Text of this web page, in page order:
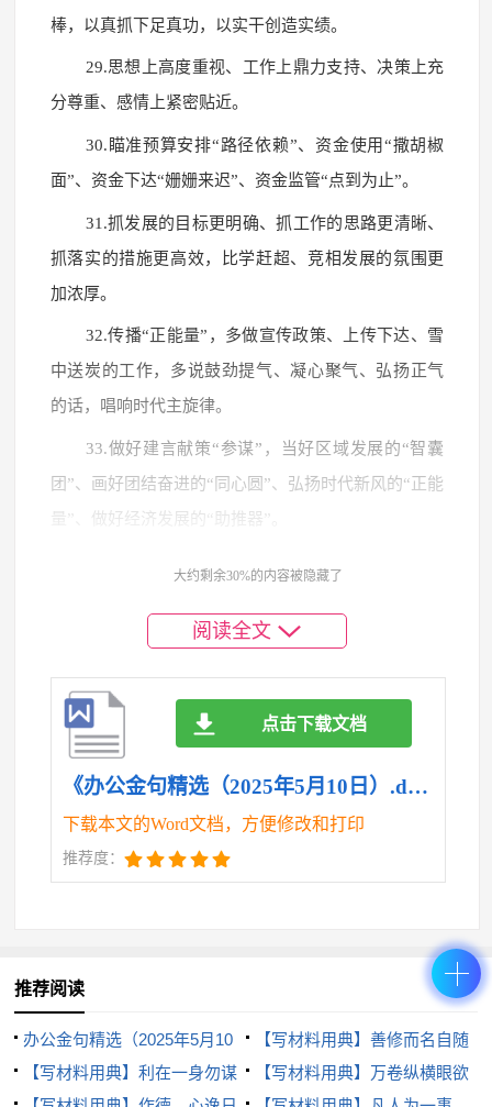
棒，以真抓下足真功，以实干创造实绩。
29.思想上高度重视、工作上鼎力支持、决策上充
分尊重、感情上紧密贴近。
30.瞄准预算安排“路径依赖”、资金使用“撒胡椒
面”、资金下达“姗姗来迟”、资金监管“点到为止”。
31.抓发展的目标更明确、抓工作的思路更清晰、
抓落实的措施更高效，比学赶超、竞相发展的氛围更
加浓厚。
32.传播“正能量”，多做宣传政策、上传下达、雪
中送炭的工作，多说鼓劲提气、凝心聚气、弘扬正气
的话，唱响时代主旋律。
33.做好建言献策“参谋”，当好区域发展的“智囊
团”、画好团结奋进的“同心圆”、弘扬时代新风的“正能
量”、做好经济发展的“助推器”。
职方向不偏、力度更大，努力在各项事业发展中留下
35.在提高行政效能上争作表率，在承担社会责任
上勇挑重担，在推进乡村振兴上展现风采。
36.大发展小困难，小发展大困难，我们必须扭住
经济建设这个中心不放，以经济特别是产业、园区的
大跨越，推动问题的大解决、发展的大跃升。
地；越是在困难面前，越要解放思想、创新创优、勇
于攀高，创出干群精气神、创出发展新活力；越是在
困难面前，越要不等不靠、主动作为、高效作为，团
结凝聚各方力量，干出一番新气象、干出发展新业
大约剩余30%的内容被隐藏了
阅读全文
《办公金句精选（2025年5月10日）.doc》
下载本文的Word文档，方便修改和打印
推荐度：
点击下载文档
推荐阅读
办公金句精选（2025年5月10
日）
【写材料用典】善修而名自随
之
【写材料用典】利在一身勿谋
【写材料用典】万卷纵横眼欲